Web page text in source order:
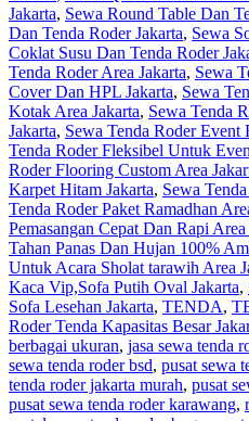
Jakarta, Sewa Round Table Dan
Dan Tenda Roder Jakarta, Sewa
Coklat Susu Dan Tenda Roder
Tenda Roder Area Jakarta, Sewa
Cover Dan HPL Jakarta, Sewa
Kotak Area Jakarta, Sewa Tenda
Jakarta, Sewa Tenda Roder Event
Tenda Roder Fleksibel Untuk
Roder Flooring Custom Area
Karpet Hitam Jakarta, Sewa
Tenda Roder Paket Ramadhan
Pemasangan Cepat Dan Rapi Area
Tahan Panas Dan Hujan 100%
Untuk Acara Sholat tarawih Area
Kaca Vip,Sofa Putih Oval Jakarta,
Sofa Lesehan Jakarta, TENDA,
Roder Tenda Kapasitas Besar
berbagai ukuran, jasa sewa tenda
sewa tenda roder bsd, pusat sewa
tenda roder jakarta murah, pusat
pusat sewa tenda roder karawang,